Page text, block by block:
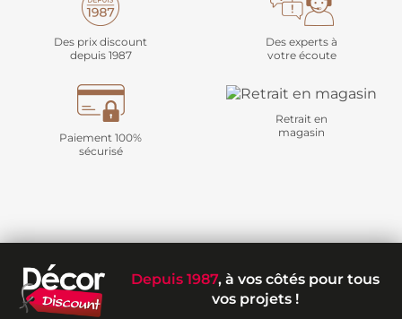
Des prix discount
depuis 1987
Des experts à
votre écoute
Paiement 100%
sécurisé
Retrait en
magasin
Depuis 1987, à vos côtés pour tous
vos projets !